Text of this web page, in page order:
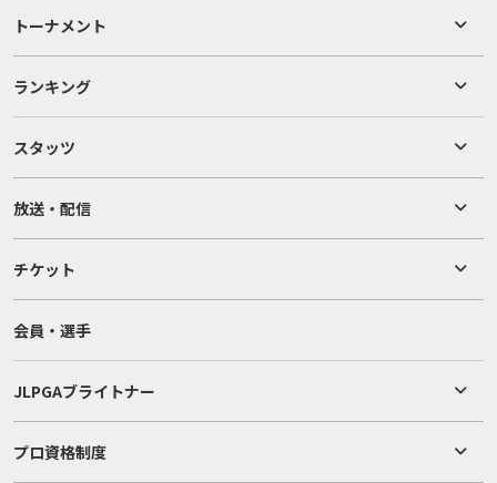
トーナメント
ランキング
スタッツ
放送・配信
チケット
会員・選手
JLPGAブライトナー
プロ資格制度